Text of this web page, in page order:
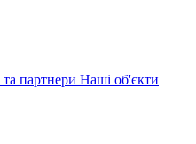
партнери Наші об'єкти